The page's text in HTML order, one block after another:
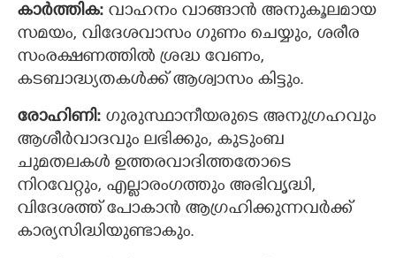
കാര്‍ത്തിക: വാഹനം വാങ്ങാന്‍ അനുകൂലമായ
സമയം, വിദേശവാസം ഗുണം ചെയ്യും, ശരീര
സംരക്ഷണത്തിൽ ശ്രദ്ധ വേണം,
കടബാദ്ധ്യതകൾക്ക് ആശ്വാസം കിട്ടും.
രോഹിണി: ഗുരുസ്ഥാനീയരുടെ അനുഗ്രഹവും
ആശീർവാദവും ലഭിക്കും, കുടുംബ
ചുമതലകള്‍ ഉത്തരവാദിത്തതോടെ
നിറവേറ്റും, എല്ലാരംഗത്തും അഭിവൃദ്ധി,
വിദേശത്ത് പോകാന്‍ ആഗ്രഹിക്കുന്നവര്‍ക്ക്
കാര്യസിദ്ധിയുണ്ടാകും.